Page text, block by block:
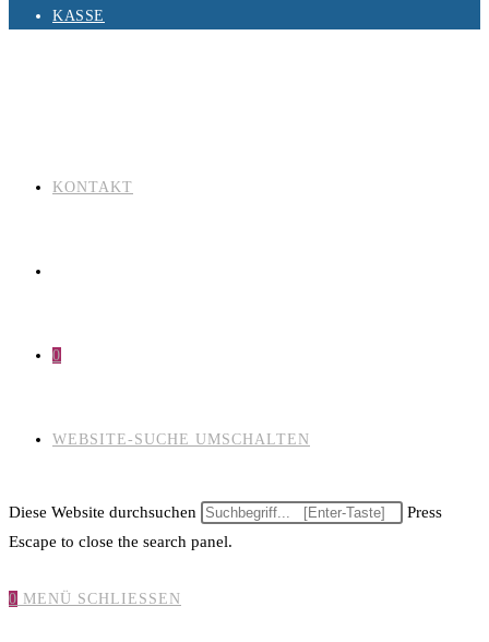
KASSE
KONTAKT
0
WEBSITE-SUCHE UMSCHALTEN
Diese Website durchsuchen
Press
Escape to close the search panel.
0 MENÜ SCHLIESSEN